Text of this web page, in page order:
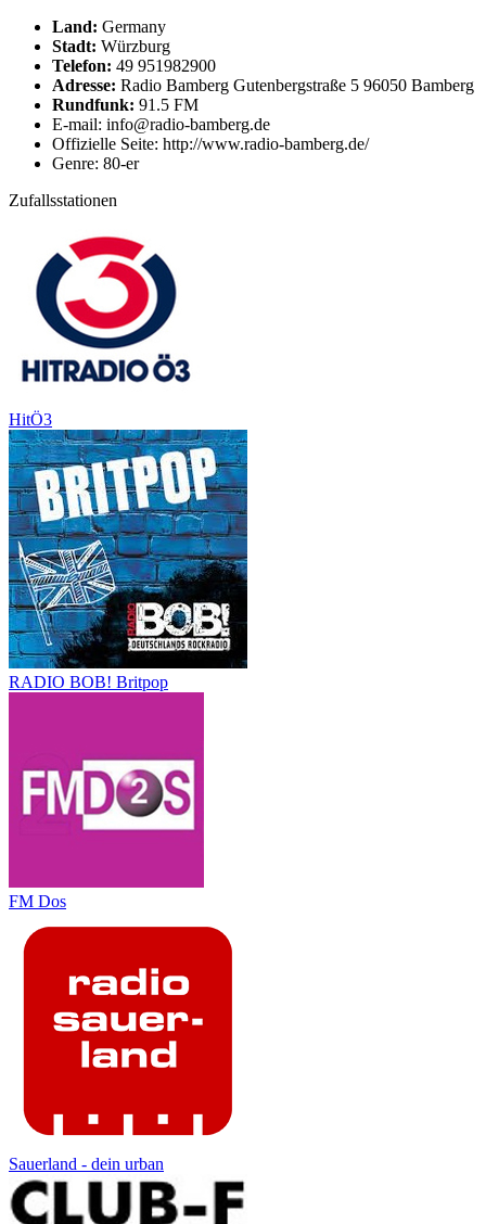
Land: Germany
Stadt: Würzburg
Telefon: 49 951982900
Adresse: Radio Bamberg Gutenbergstraße 5 96050 Bamberg
Rundfunk: 91.5 FM
E-mail: info@radio-bamberg.de
Offizielle Seite: http://www.radio-bamberg.de/
Genre: 80-er
Zufallsstationen
HitÖ3
RADIO BOB! Britpop
FM Dos
Sauerland - dein urban